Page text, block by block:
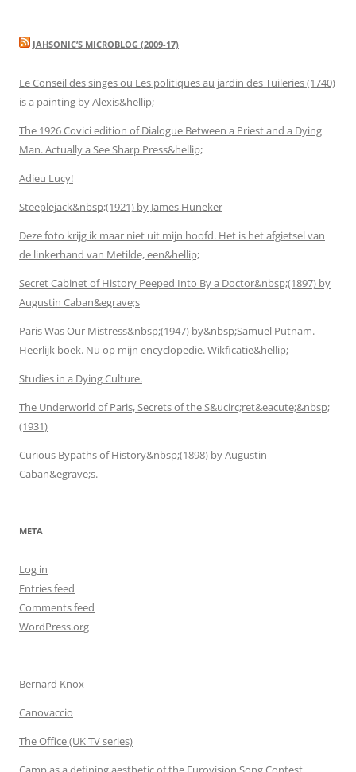
JAHSONIC’S MICROBLOG (2009-17)
Le Conseil des singes ou Les politiques au jardin des Tuileries (1740)
is a painting by Alexis&hellip;
The 1926 Covici edition of Dialogue Between a Priest and a Dying
Man. Actually a See Sharp Press&hellip;
Adieu Lucy!
Steeplejack&nbsp;(1921) by James Huneker
Deze foto krijg ik maar niet uit mijn hoofd. Het is het afgietsel van
de linkerhand van Metilde, een&hellip;
Secret Cabinet of History Peeped Into By a Doctor&nbsp;(1897) by
Augustin Caban&egrave;s
Paris Was Our Mistress&nbsp;(1947) by&nbsp;Samuel Putnam.
Heerlijk boek. Nu op mijn encyclopedie. Wikficatie&hellip;
Studies in a Dying Culture.
The Underworld of Paris, Secrets of the S&ucirc;ret&eacute;&nbsp;
(1931)
Curious Bypaths of History&nbsp;(1898) by Augustin
Caban&egrave;s.
META
Log in
Entries feed
Comments feed
WordPress.org
Bernard Knox
Canovaccio
The Office (UK TV series)